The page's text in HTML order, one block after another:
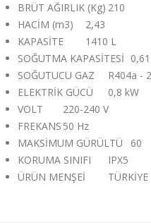
BRÜT AĞIRLIK (Kg) 210
HACİM (m3)
2,43
KAPASİTE
1410 L
SOĞUTMA KAPASİTESİ
SOĞUTUCU GAZ
R404a -
ELEKTRİK GÜCÜ
0,8 kW
VOLT
220-240 V
FREKANS 50 Hz
MAKSİMUM GÜRÜLTÜ
60
KORUMA SINIFI
IPX5
ÜRÜN MENŞEİ
TÜRKİYE